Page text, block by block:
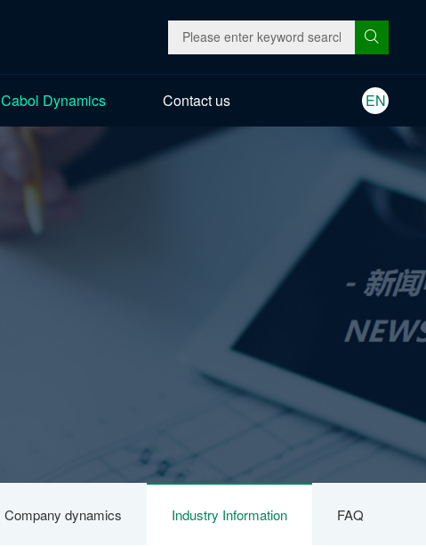
Cabol Dynamics Contact us EN
Company dynamics Industry Information FAQ